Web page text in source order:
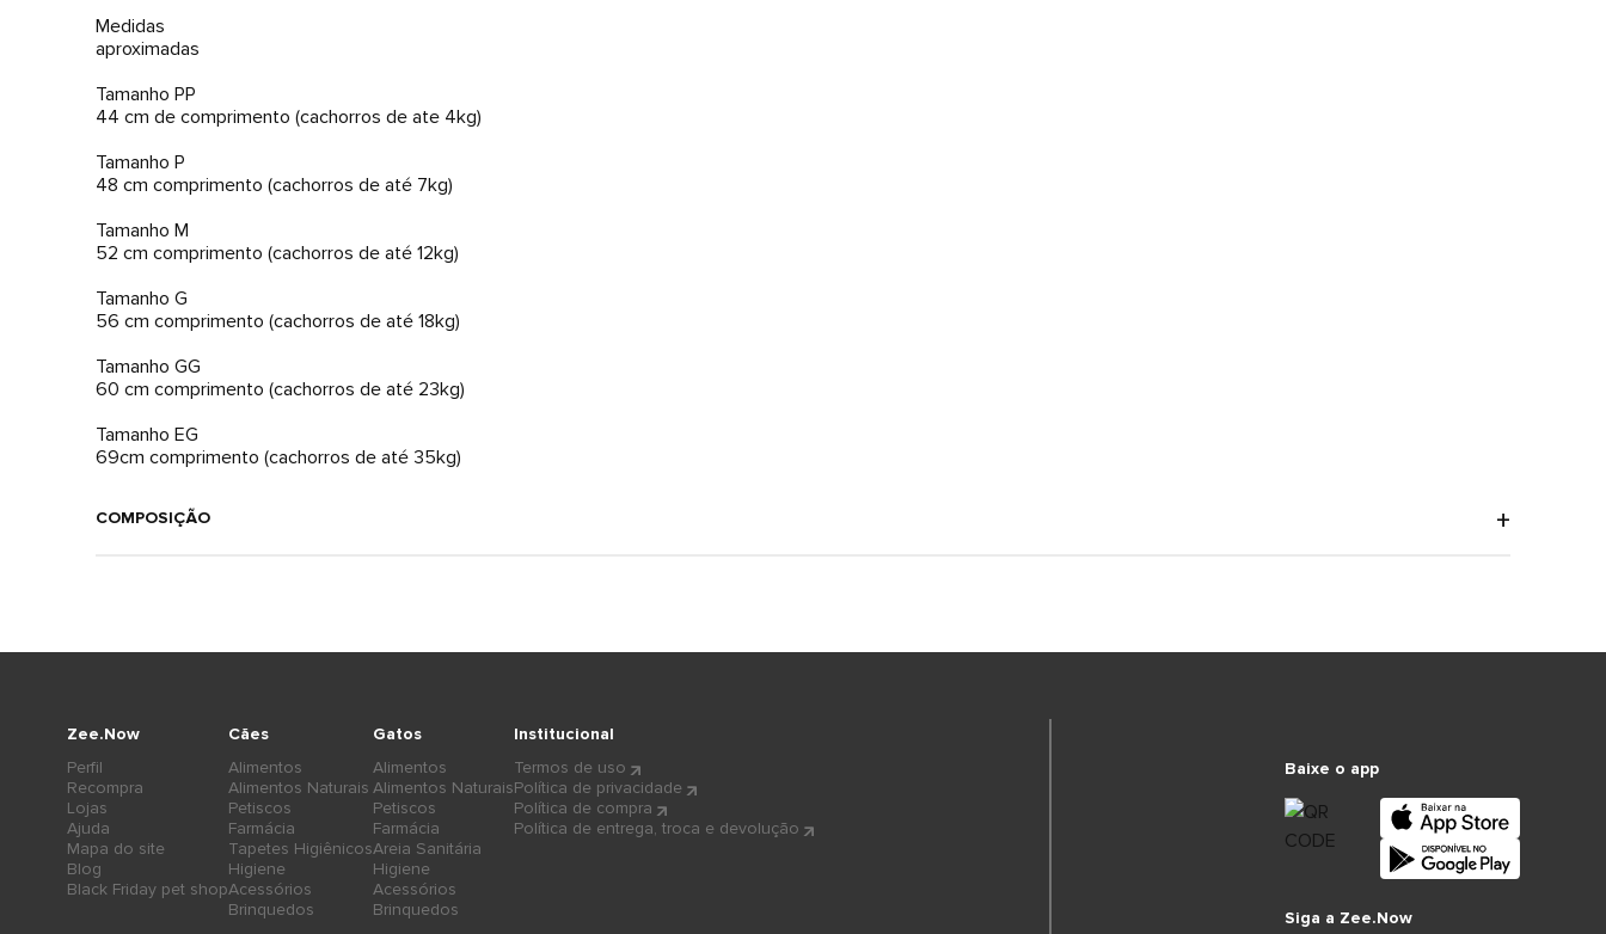
Medidas
aproximadas
Tamanho PP
44 cm de comprimento (cachorros de ate 4kg)
Tamanho P
48 cm comprimento (cachorros de até 7kg)
Tamanho M
52 cm comprimento (cachorros de até 12kg)
Tamanho G
56 cm comprimento (cachorros de até 18kg)
Tamanho GG
60 cm comprimento (cachorros de até 23kg)
Tamanho EG
69cm comprimento (cachorros de até 35kg)
COMPOSIÇÃO
Cães
Alimentos
Alimentos Naturais
Petiscos
Farmácia
Tapetes Higiênicos
Higiene
Acessórios
Brinquedos
Gatos
Alimentos
Alimentos Naturais
Petiscos
Farmácia
Areia Sanitária
Higiene
Acessórios
Brinquedos
Zee.Now
Perfil
Recompra
Lojas
Ajuda
Mapa do site
Blog
Black Friday pet shop
Institucional
Termos de uso
Política de privacidade
Política de compra
Política de entrega, troca e devolução
Baixe o app
Siga a Zee.Now